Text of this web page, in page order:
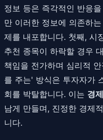
정보 등은 즉각적인 반응
만 이러한 정보에 의존하
제를 내포합니다. 첫째, 시
추천 종목이 하락할 경우
책임을 전가하며 심리적
를 주는' 방식은 투자자가
회를 박탈합니다. 이는 경
남게 만들며, 진정한 경제
니다.